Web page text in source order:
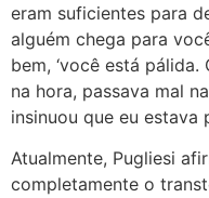
eram suficientes para
alguém chega para
bem, ‘você está pálida.
na hora, passava mal
insinuou que eu estava
Atualmente, Pugliesi
completamente o